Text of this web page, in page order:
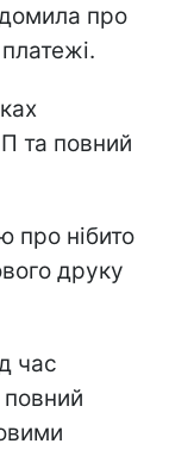
про
та повний
про нібито
друку
час
повний